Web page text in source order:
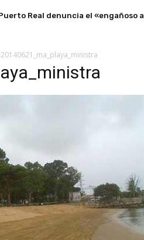
Puerto Real denuncia el
20140621_ma_playa_ministra